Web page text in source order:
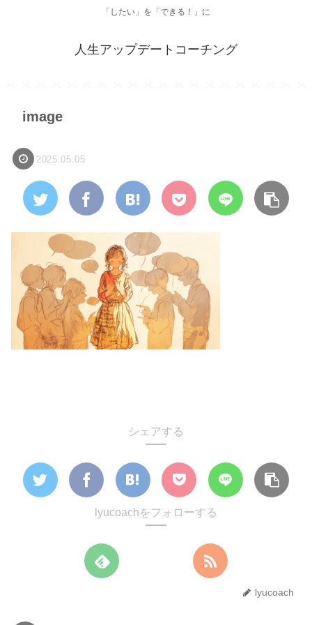
「したい」を「できる！」に
人生アップデートコーチング
image
2025.05.05
シェアする
lyucoachをフォローする
lyucoach